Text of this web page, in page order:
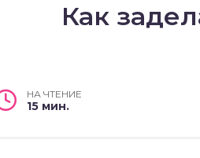
Как
НА ЧТЕНИЕ
15 мин.